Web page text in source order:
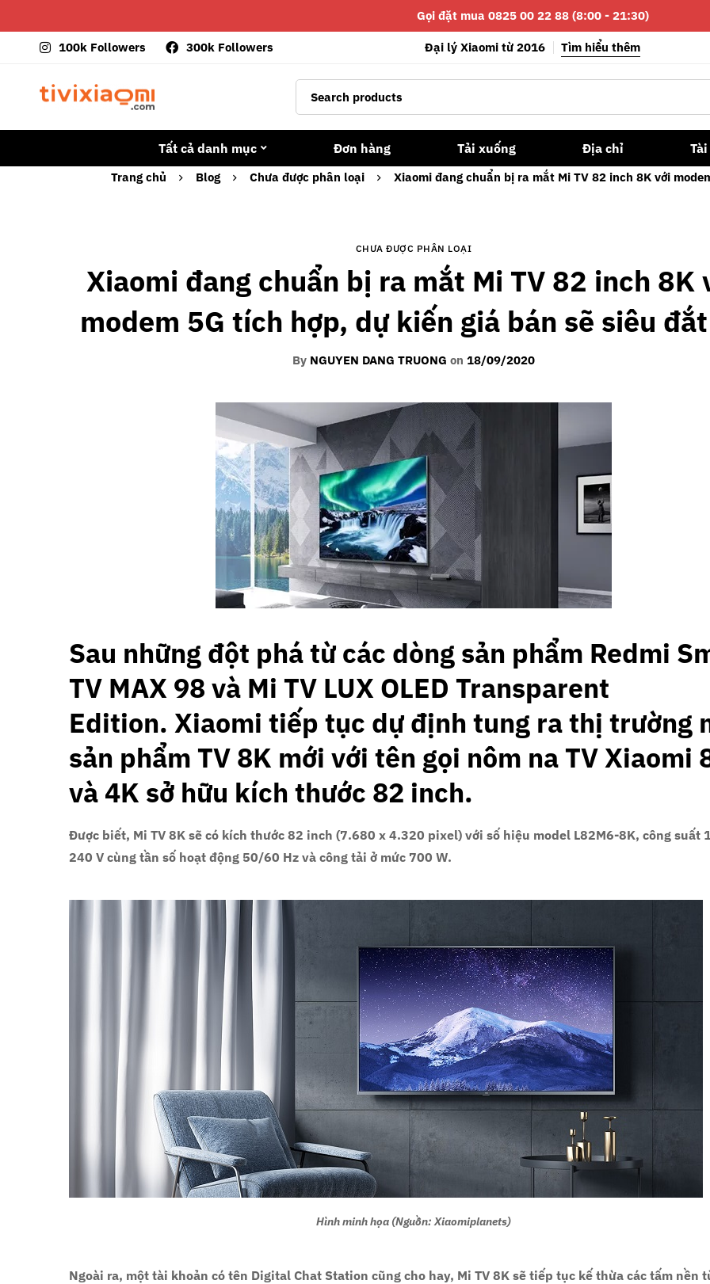
Gọi đặt mua 0825 00 22 88 (8:00 - 21:30)
100k Followers 300k Followers Đại lý Xiaomi từ 2016 Tìm hiểu thêm
Tất cả danh mục Đơn hàng Tải xuống Địa chỉ
Trang chủ Blog Chưa được phân loại Xiaomi đang chuẩn bị ra mắt Mi TV 82 inch 8K với
CHƯA ĐƯỢC PHÂN LOẠI
Xiaomi đang chuẩn bị ra mắt Mi TV 82 inch 8K
modem 5G tích hợp, dự kiến giá bán sẽ siêu
By NGUYEN DANG TRUONG on 18/09/2020
Sau những đột phá từ các dòng sản phẩm Redmi
TV MAX 98 và Mi TV LUX OLED Transparent
Edition. Xiaomi tiếp tục dự định tung ra thị trường
sản phẩm TV 8K mới với tên gọi nôm na TV Xiaomi
và 4K sở hữu kích thước 82 inch.
Được biết, Mi TV 8K sẽ có kích thước 82 inch (7.680 x 4.320 pixel) với số hiệu model L82M6-8K, công suất
240 V cùng tần số hoạt động 50/60 Hz và công tải ở mức 700 W.
Hình minh họa (Nguồn: Xiaomiplanets)
Ngoài ra, một tài khoản có tên Digital Chat Station cũng cho hay, Mi TV 8K sẽ tiếp tục kế thừa các tấm nền